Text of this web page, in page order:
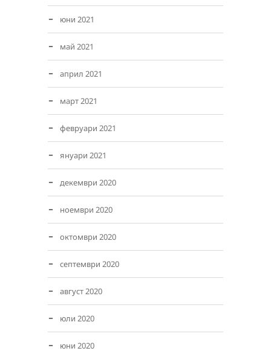
юни 2021
май 2021
април 2021
март 2021
февруари 2021
януари 2021
декември 2020
ноември 2020
октомври 2020
септември 2020
август 2020
юли 2020
юни 2020